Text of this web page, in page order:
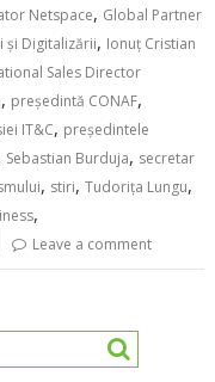
Netspace, Global Partner
și Digitalizării, Ionuț Cristian
Sales Director
, președintă CONAF,
IT&C, președintele
Sebastian Burduja, secretar
, stiri,Tudorița Lungu,
,
Leave a comment